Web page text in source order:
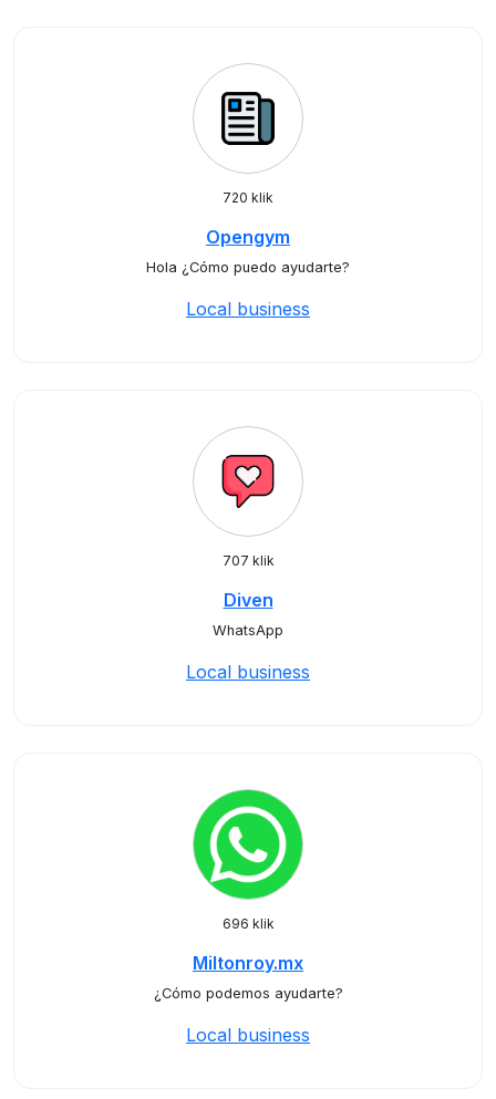
720 klik
Opengym
Hola ¿Cómo puedo ayudarte?
Local business
707 klik
Diven
WhatsApp
Local business
696 klik
Miltonroy.mx
¿Cómo podemos ayudarte?
Local business